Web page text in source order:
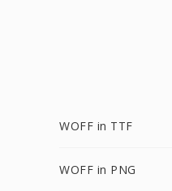
WOFF in TTF
WOFF in PNG